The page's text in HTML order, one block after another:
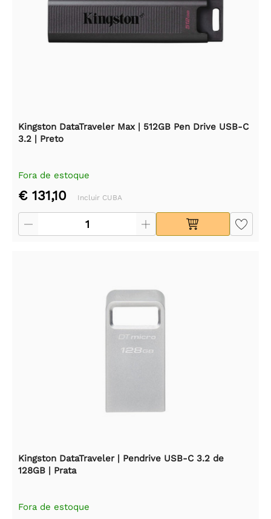
Kingston DataTraveler Max | 512GB Pen Drive USB-C
3.2 | Preto
Fora de estoque
€ 131,10 Incluir CUBA
Kingston DataTraveler | Pendrive USB-C 3.2 de
128GB | Prata
Fora de estoque